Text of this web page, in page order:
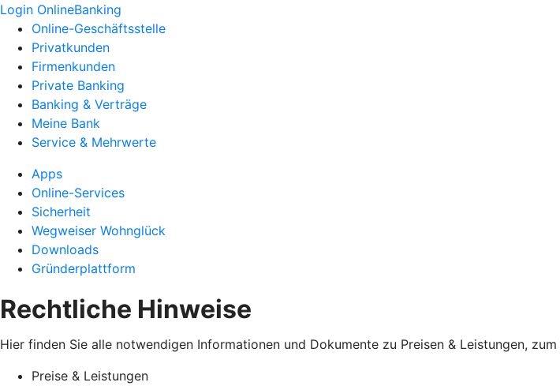
Login OnlineBanking
Online-Geschäftsstelle
Privatkunden
Firmenkunden
Private Banking
Banking & Verträge
Meine Bank
Service & Mehrwerte
Apps
Online-Services
Sicherheit
Wegweiser Wohnglück
Downloads
Gründerplattform
Rechtliche Hinweise
Hier finden Sie alle notwendigen Informationen und Dokumente zu Preisen & Leistungen,
Preise & Leistungen